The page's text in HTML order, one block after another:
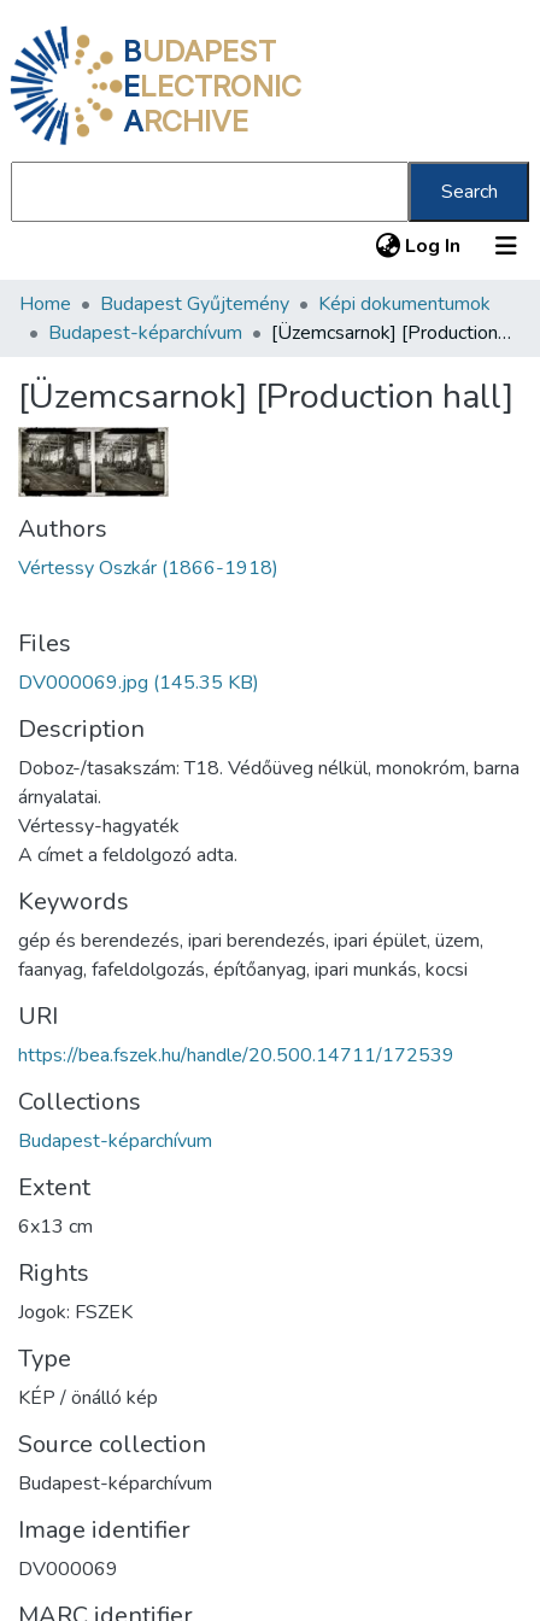
BUDAPEST
ELECTRONIC
ARCHIVE
Search
Log In (current)
Communities & Collections
Statistics
About us
Home Budapest Gyűjtemény
Képi dokumentumok
Budapest-képarchívum
[Üzemcsarnok] [Production hall]
[Üzemcsarnok] [Production hall]
Authors
Vértessy Oszkár (1866-1918)
Files
DV000069.jpg (145.35 KB)
Description
Doboz-/tasakszám: T18. Védőüveg nélkül, monokróm, barna
árnyalatai.
Vértessy-hagyaték
A címet a feldolgozó adta.
Keywords
gép és berendezés, ipari berendezés, ipari épület, üzem,
faanyag, fafeldolgozás, építőanyag, ipari munkás, kocsi
URI
https://bea.fszek.hu/handle/20.500.14711/172539
Collections
Budapest-képarchívum
Extent
6x13 cm
Rights
Jogok: FSZEK
Type
KÉP / önálló kép
Source collection
Budapest-képarchívum
Image identifier
DV000069